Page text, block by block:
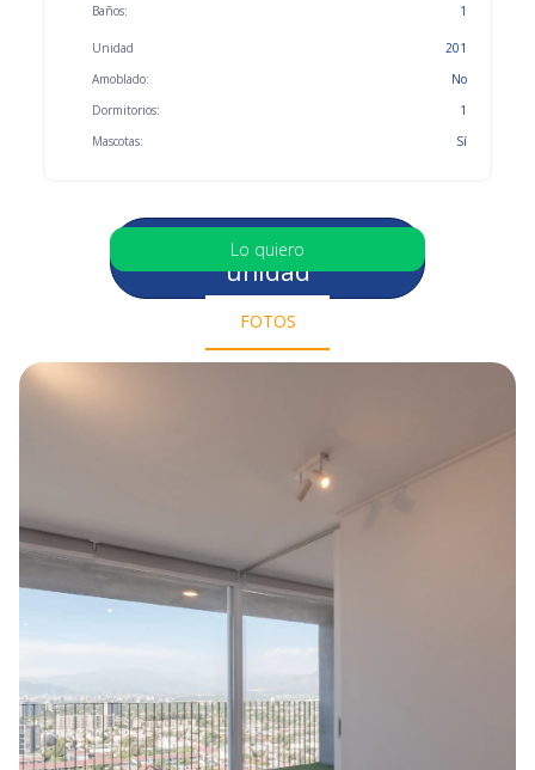
Baños:
1
Unidad
Amoblado:
Dormitorios:
Mascotas:
201
No
1
Sí
Selecciona otra
unidad
Lo quiero
FOTOS